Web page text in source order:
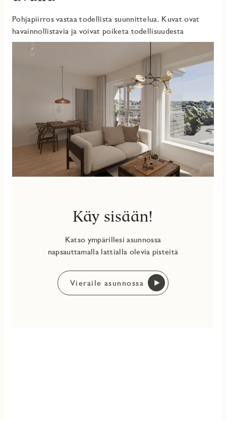
Pohjapiirros vastaa todellista suunnittelua. Kuvat ovat
havainnollistavia ja voivat poiketa todellisuudesta
Käy sisään!
Katso ympärillesi asunnossa
napsauttamalla lattialla olevia pisteitä
Vieraile asunnossa